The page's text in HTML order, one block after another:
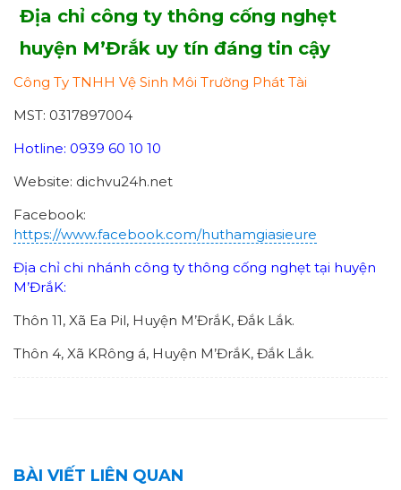
Địa chỉ công ty thông cống nghẹt
huyện M’Đrắk uy tín đáng tin cậy
Công Ty TNHH Vệ Sinh Môi Trường Phát Tài
MST: 0317897004
Hotline: 0939 60 10 10
Website: dichvu24h.net
Facebook:
https://www.facebook.com/huthamgiasieure
Địa chỉ chi nhánh công ty thông cống nghẹt tại huyện
M’ĐrắK:
Thôn 11, Xã Ea Pil, Huyện M’ĐrắK, Đắk Lắk.
Thôn 4, Xã KRông á, Huyện M’ĐrắK, Đắk Lắk.
BÀI VIẾT LIÊN QUAN